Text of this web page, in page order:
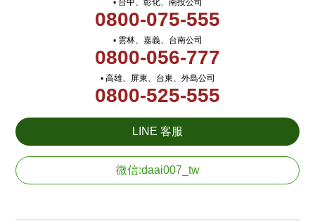
▪ 台中、彰化、南投公司
0800-075-555
▪ 雲林、嘉義、台南公司
0800-056-777
▪ 高雄、屏東、台東、外島公司
0800-525-555
LINE 客服
微信:daai007_tw